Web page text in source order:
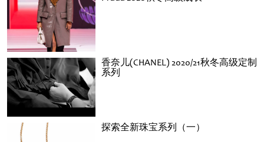
香奈儿(CHANEL) 2020/21秋冬高级定制
系列
探索全新珠宝系列（一）